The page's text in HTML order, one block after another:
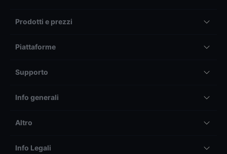
Prodotti e prezzi
Piattaforme
Supporto
Info generali
Altro
Info Legali